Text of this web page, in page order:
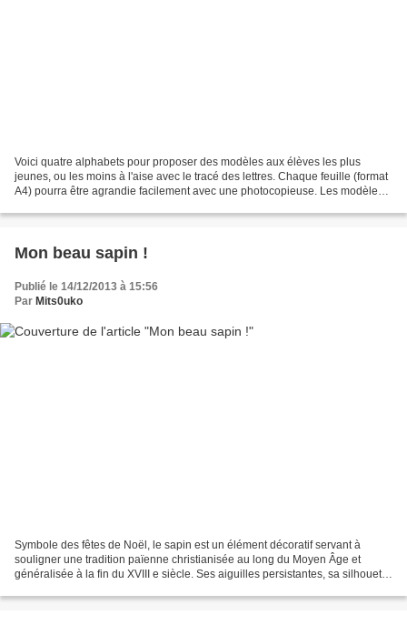
Voici quatre alphabets pour proposer des modèles aux élèves les plus
jeunes, ou les moins à l'aise avec le tracé des lettres. Chaque feuille (format
A4) pourra être agrandie facilement avec une photocopieuse. Les modèles
Mon beau sapin !
Publié le 14/12/2013 à 15:56
Par Mits0uko
Symbole des fêtes de Noël, le sapin est un élément décoratif servant à
souligner une tradition païenne christianisée au long du Moyen Âge et
généralisée à la fin du XVIII e siècle. Ses aiguilles persistantes, sa silhouette